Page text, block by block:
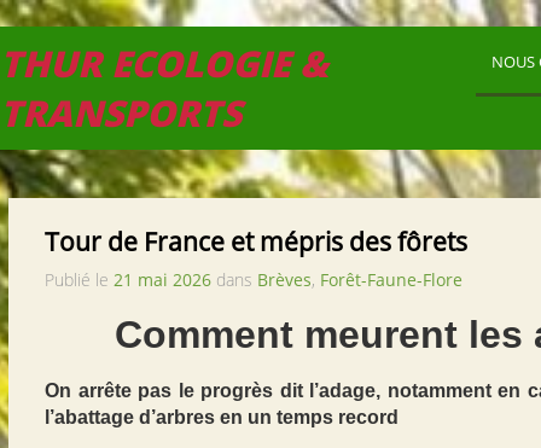
THUR ECOLOGIE &
TRANSPORTS
NOUS
Tour de France et mépris des fôrets
Publié le 21 mai 2026 dans Brèves, Forêt-Faune-Flore
Comment meurent les
On arrête pas le progrès dit l’adage, notamment en
l’abattage d’arbres en un temps record